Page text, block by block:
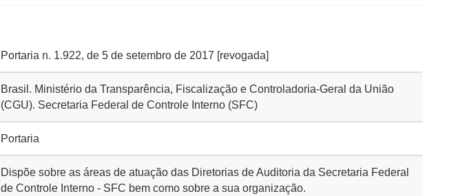
Portaria n. 1.922, de 5 de setembro de 2017 [revogada]
Brasil. Ministério da Transparência, Fiscalização e Controladoria-Geral da União
(CGU). Secretaria Federal de Controle Interno (SFC)
Portaria
Dispõe sobre as áreas de atuação das Diretorias de Auditoria da Secretaria Federal
de Controle Interno - SFC bem como sobre a sua organização.